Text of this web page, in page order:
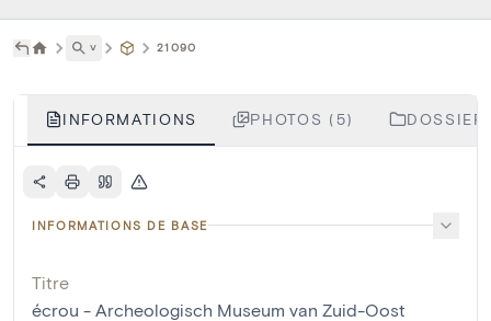
˅ 21090
INFORMATIONS PHOTOS (5)
INFORMATIONS DE BASE
Titre
écrou - Archeologisch Museum van Zuid-Oost